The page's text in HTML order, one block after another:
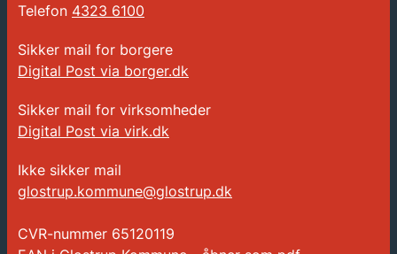
Telefon 4323 6100
Sikker mail for borgere
Digital Post via borger.dk
Sikker mail for virksomheder
Digital Post via virk.dk
Ikke sikker mail
glostrup.kommune@glostrup.dk
CVR-nummer 65120119